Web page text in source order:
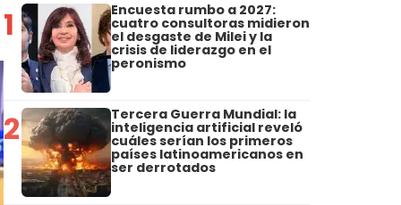
1 Encuesta rumbo a 2027:
cuatro consultoras midieron
el desgaste de Milei y la
crisis de liderazgo en el
peronismo
2 Tercera Guerra Mundial: la
inteligencia artificial reveló
cuáles serían los primeros
países latinoamericanos en
ser derrotados